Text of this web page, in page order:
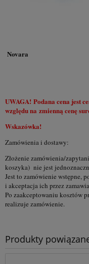
Proste,
Novara
UWAGA! Podana cena jest
względu na zmienną cenę
Wskazówka!
Zamówienia i dostawy:
Złożenie zamówienia/
koszyka) nie jest
Jest to zamówienie wstępne,
i akceptacja ich przez
Po zaakceptowaniu kosztów
realizuje zamówienie.
Produkty
Nazwa produktu:
*Treść zapytania:
W przypadku
większych niż 1 szt.
przy wycenie)
internetowym artbud.pl.
poinformowana/y o